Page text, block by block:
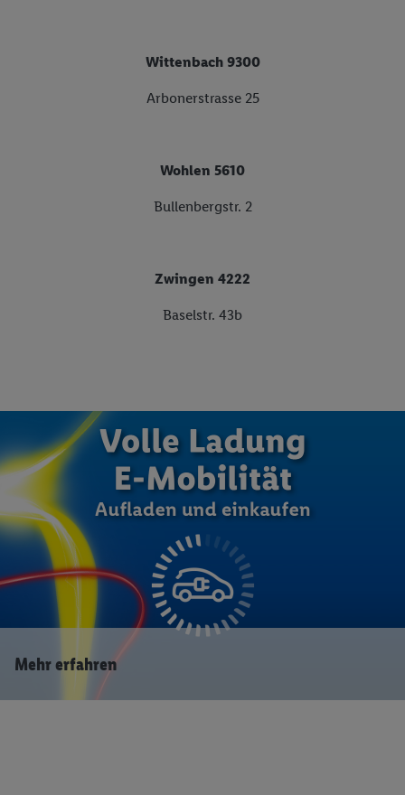
Wittenbach 9300
Arbonerstrasse 25
Wohlen 5610
Bullenbergstr. 2
Zwingen 4222
Baselstr. 43b
Mehr erfahren